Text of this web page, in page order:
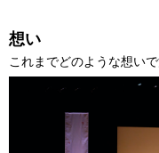
想い
これまでどのような想い